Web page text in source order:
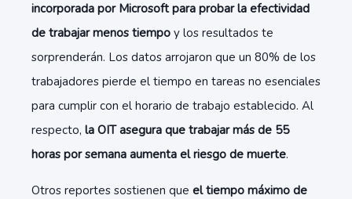
incorporada por Microsoft para probar la efectividad
de trabajar menos tiempo y los resultados te
sorprenderán. Los datos arrojaron que un 80% de los
trabajadores pierde el tiempo en tareas no esenciales
para cumplir con el horario de trabajo establecido. Al
respecto, la OIT asegura que trabajar más de 55
horas por semana aumenta el riesgo de muerte.
Otros reportes sostienen que el tiempo máximo de